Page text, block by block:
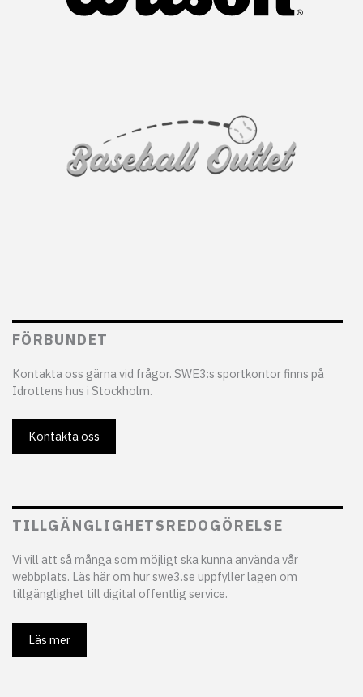
FÖRBUNDET
Kontakta oss gärna vid frågor. SWE3:s sportkontor finns på
Idrottens hus i Stockholm.
Kontakta oss
TILLGÄNGLIGHETSREDOGÖRELSE
Vi vill att så många som möjligt ska kunna använda vår
webbplats. Läs här om hur swe3.se uppfyller lagen om
tillgänglighet till digital offentlig service.
Läs mer